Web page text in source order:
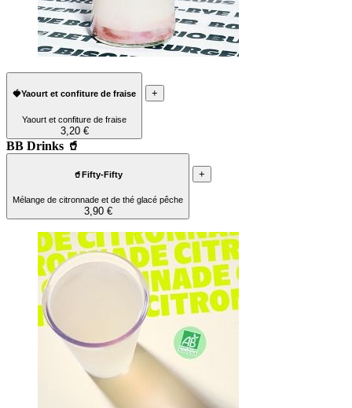
🍓Yaourt et confiture de fraise
Yaourt et confiture de fraise
3,20 €
+
BB Drinks 🥤
🥤Fifty-Fifty
Mélange de citronnade et de thé glacé pêche
3,90 €
+